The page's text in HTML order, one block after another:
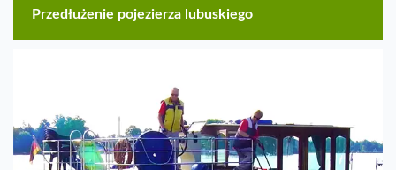
Przedłużenie pojezierza lubuskiego